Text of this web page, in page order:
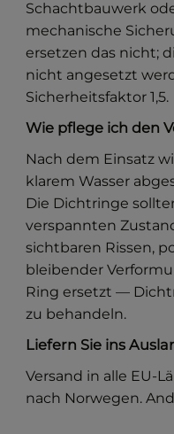
Schachtbauwerk
mechanische
ersetzen das nicht;
nicht angesetzt
Sicherheitsfaktor 1,5.
Wie pflege ich den
Nach dem Einsatz
klarem Wasser
Die Dichtringe
verspannten
sichtbaren Rissen,
bleibender
Ring ersetzt —
zu behandeln.
Liefern Sie ins
Versand in alle EU-
nach Norwegen.